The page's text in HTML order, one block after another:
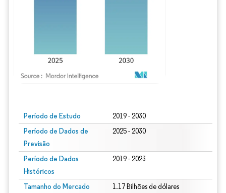
Período de Estudo 2019 - 2030
Período de Dados de
Previsão
2025 - 2030
Período de Dados
Históricos
2019 - 2023
Tamanho do Mercado
1.17 Bilhões de dólares